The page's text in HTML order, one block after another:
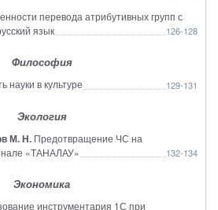
перевода атрибутивных групп с
язык
126-128
Философия
науки в культуре 129-131
Экология
М. Н. Предотвращение ЧС на
«ТАНАЛАУ»
132-134
Экономика
инструментария 1С при